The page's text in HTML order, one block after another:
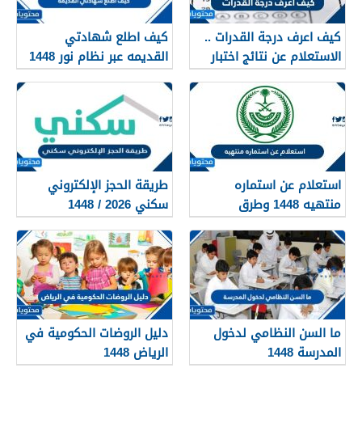
كيف اعرف درجة القدرات ..
الاستعلام عن نتائج اختبار
القدرات 1448
كيف اطلع شهادتي
القديمه عبر نظام نور 1448
استعلام عن استماره
منتهيه 1448 وطرق
تجديدها
طريقة الحجز الإلكتروني
سكني 2026 / 1448
بالتفصيل
ما السن النظامي لدخول
المدرسة 1448
دليل الروضات الحكومية في
الرياض 1448